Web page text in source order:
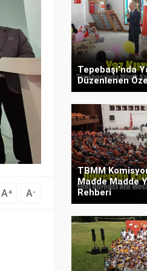
A+ A-
Tepebaşı’nda
Düzenlenen
TBMM
Madde Madde
Rehberi